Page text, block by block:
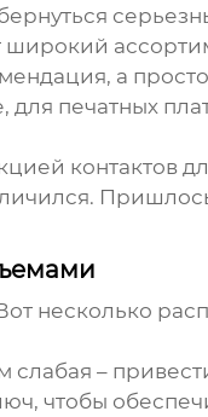
а
печатных
контактов
несколько
слабая –
чтобы